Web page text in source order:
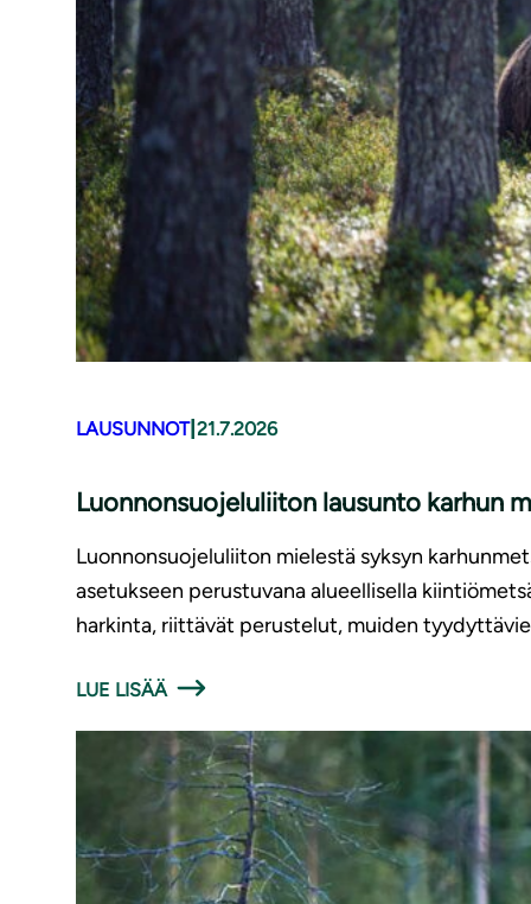
LAUSUNNOT| 21.7.2026
Luonnonsuojeluliiton lausunto karhun
Luonnonsuojeluliiton mielestä syksyn
asetukseen perustuvana alueellisella
harkinta, riittävät perustelut, muiden
LUE LISÄÄ